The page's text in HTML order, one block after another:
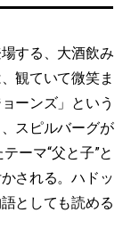
する、大酒飲み
観ていて微笑ま
ーンズ」という
スピルバーグが
ーマ“父と子”と
される。ハドッ
としても読める